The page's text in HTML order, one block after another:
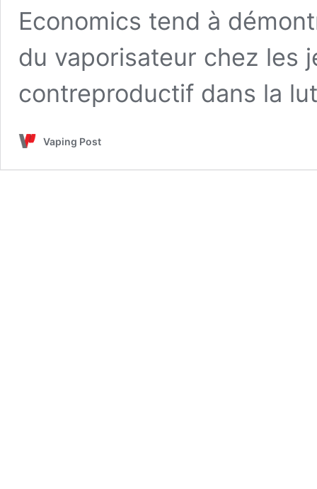
Economics tend à
du vaporisateur chez les
contreproductif dans la
Vaping Post